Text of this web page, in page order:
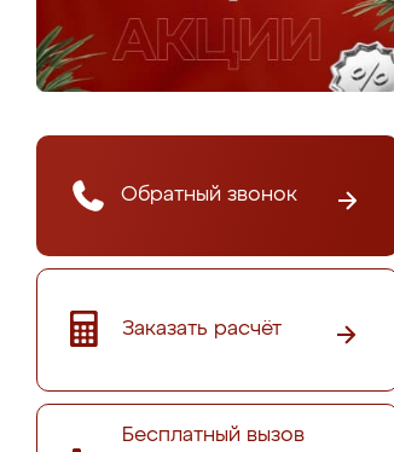
Обратный звонок
Заказать расчёт
Бесплатный вызов